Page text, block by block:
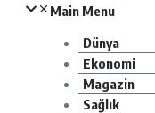
Main Menu
Dünya
Ekonomi
Magazin
Sağlık